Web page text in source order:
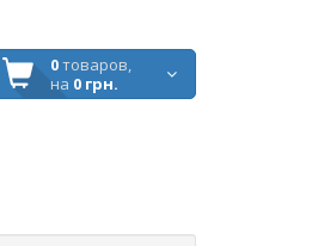
0товаров,
на 0 грн.